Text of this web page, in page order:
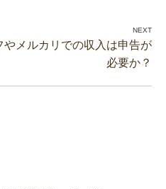
やメルカリでの収入は申告が
必要か？